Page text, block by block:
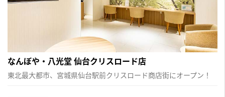
なんぼや・八光堂 仙台クリスロード店
東北最大都市、宮城県仙台駅前クリスロード商店街にオープン！